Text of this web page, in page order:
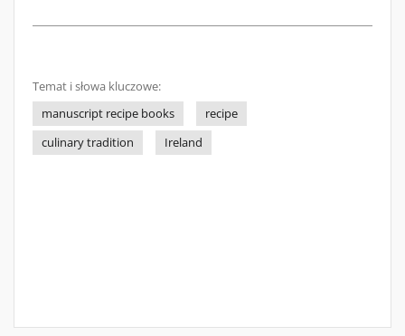
Temat i słowa kluczowe:
manuscript recipe books
recipe
culinary tradition
Ireland